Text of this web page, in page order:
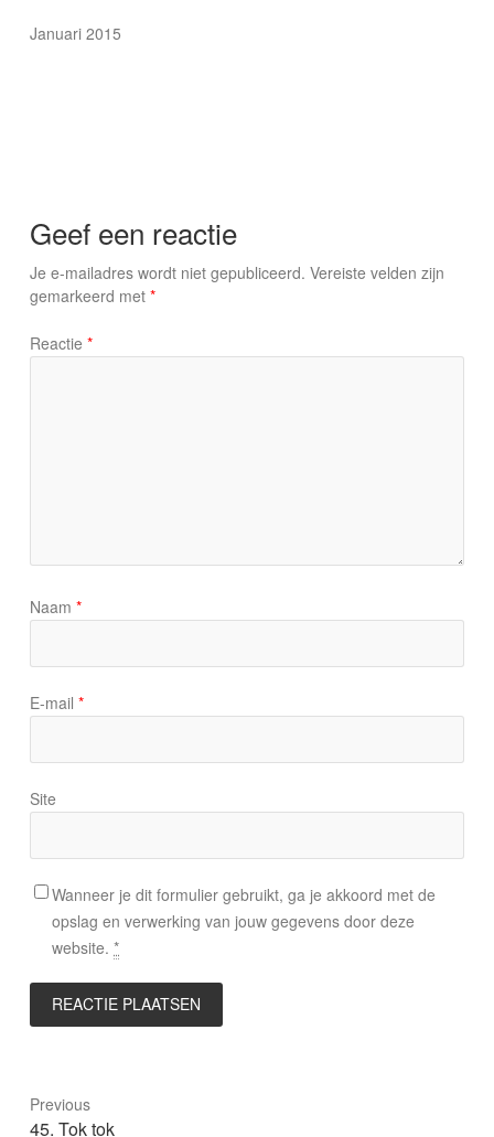
Januari 2015
Geef een reactie
Je e-mailadres wordt niet gepubliceerd. Vereiste velden zijn
gemarkeerd met *
Reactie *
Naam *
E-mail *
Site
Wanneer je dit formulier gebruikt, ga je akkoord met de
opslag en verwerking van jouw gegevens door deze
website. *
Previous
Previous
45. Tok tok